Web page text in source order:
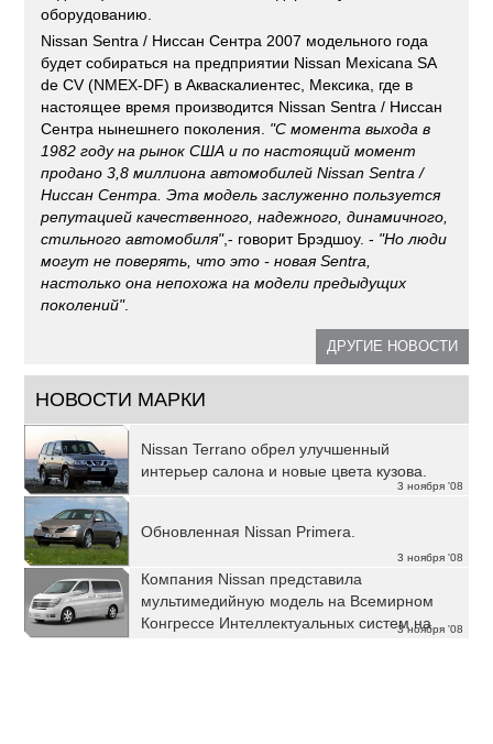
оборудованию.
Nissan Sentra / Ниссан Сентра 2007 модельного года
будет собираться на предприятии Nissan Mexicana SA
de CV (NMEX-DF) в Акваскалиентес, Мексика, где в
настоящее время производится Nissan Sentra / Ниссан
Сентра нынешнего поколения. "C момента выхода в
1982 году на рынок США и по настоящий момент
продано 3,8 миллиона автомобилейNissan Sentra /
Ниссан Сентра . Эта модель заслуженно пользуется
репутацией качественного, надежного, динамичного,
стильного автомобиля",- говорит Брэдшоу. - "Но люди
могут не поверять, что это - новая Sentra,
настолько она непохожа на модели предыдущих
поколений".
ДРУГИЕ НОВОСТИ
НОВОСТИ МАРКИ
3 ноября '08
Nissan Terrano обрел улучшенный
интерьер салона и новые цвета кузова.
3 ноября '08
Обновленная Nissan Primera.
3 ноября '08
Компания Nissan представила
мультимедийную модель на Всемирном
Конгрессе Интеллектуальных систем на